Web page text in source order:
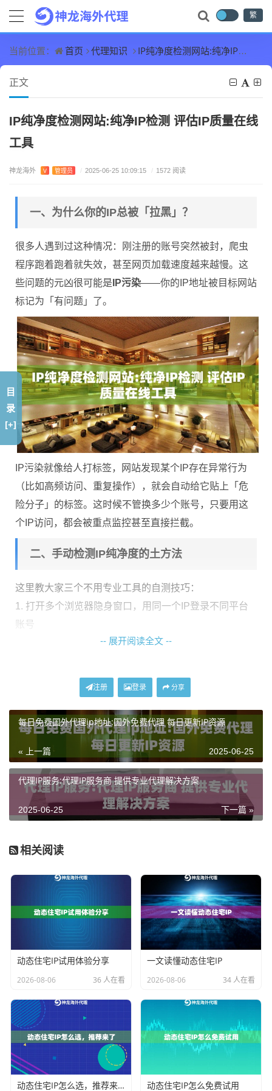
繁
当前位置： 首页 代理知识 IP纯净度检测网站:纯净IP检测 评估IP质量在线工具
正文
IP纯净度检测网站:纯净IP检测 评估IP质量在线
工具
神龙海外 V 管理员 / 2025-06-25 10:09:15 / 1572 阅读
一、为什么你的IP总被「拉黑」？
很多人遇到过这种情况：刚注册的账号突然被封，爬虫
程序跑着跑着就失效，甚至网页加载速度越来越慢。这
些问题的元凶很可能是 IP污染——你的IP地址被目标网站
标记为「有问题」了。
IP污染就像给人打标签，网站发现某个IP存在异常行为
（比如高频访问、重复操作），就会自动给它贴上「危
险分子」的标签。这时候不管换多少个账号，只要用这
个IP访问，都会被重点监控甚至直接拦截。
二、手动检测IP纯净度的土方法
这里教大家三个不用专业工具的自测技巧：
1. 打开多个浏览器隐身窗口，用同一个IP登录不同平台
账号
2. 连续刷新同一个网页20次，观察是否出现验证码
的情况，说明你的IP可能已经被污染。
三、专业检测工具的隐藏功能
市面上的IP检测工具主要看六个指标：
检测项 健康值
地理位置漂移
请求响应 <300ms >500ms慎用
这里要重点夸下神龙海外代理IP的检测系统，他们的IP池
，会在IP被标记前主动更换节点，这
个机制对需要长期稳定IP的用户特别实用。
四、IP污染后的抢救指南
如果检测发现IP已经被污染，千万别急着换新IP，先做这
三步：
1. 停止所有自动化操作小时
2. 清理浏览器指纹缓存（特别是Canvas和WebGL数据）
3. 更换MAC地址后重启路由器
-- 展开阅读全文 --
注册 登录 分享
每日免费国外代理ip地址:国外免费代理 每日更新IP资源
« 上一篇 2025-06-25
代理IP服务:代理IP服务商 提供专业代理解决方案
下一篇 »
2025-06-25
相关阅读
动态住宅IP试用体验分享
2026-08-06 36 人在看
一文读懂动态住宅IP
2026-08-06 34 人在看
动态住宅IP怎么选，推荐来了 动态住宅IP怎么免费试用
目
录
[+]